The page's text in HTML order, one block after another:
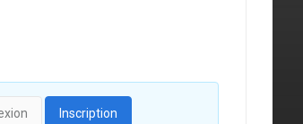
Inscription